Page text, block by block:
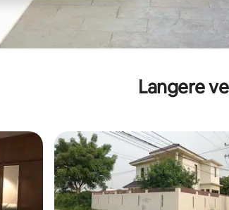
Langere